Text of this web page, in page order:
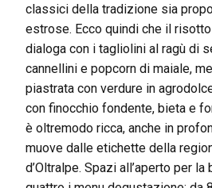
classici della tradizione sia
estrose. Ecco quindi che il
dialoga con i tagliolini al ragù di
cannellini e popcorn di maiale,
piastrata con verdure in
con finocchio fondente, bieta e
è oltremodo ricca, anche in
muove dalle etichette della
d’Oltralpe. Spazi all’aperto per